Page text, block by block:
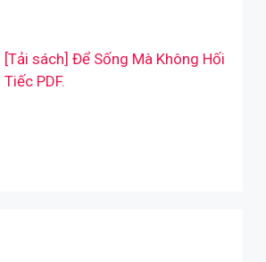
[Tải sách] Để Sống Mà Không Hối
Tiếc PDF.